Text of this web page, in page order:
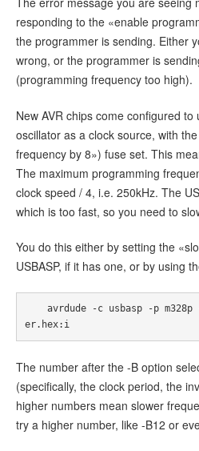
responding to the «enable
the programmer is sending. Either
wrong, or the programmer is
(programming frequency too high).
New AVR chips come configured to
oscillator as a clock source, with
frequency by 8») fuse set. This
The maximum programming
clock speed / 4, i.e. 250kHz. The
which is too fast, so you need to
You do this either by setting the
USBASP, if it has one, or by using
er.hex:i
The number after the -B option
(specifically, the clock period, the
higher numbers mean slower
try a higher number, like -B12 or